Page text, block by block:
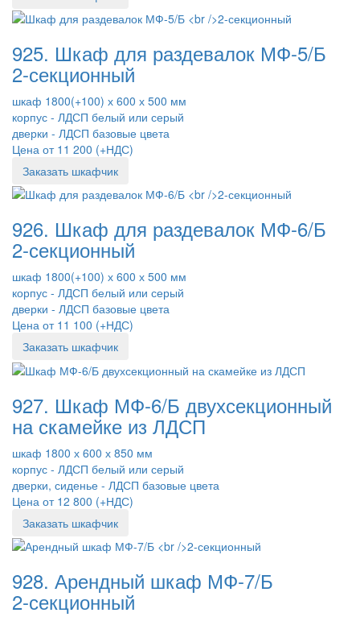
925. Шкаф для раздевалок МФ-5/Б
2-секционный
шкаф 1800(+100) х 600 х 500 мм
корпус - ЛДСП белый или серый
дверки - ЛДСП базовые цвета
Цена от 11 200 (+НДС)
Заказать шкафчик
926. Шкаф для раздевалок МФ-6/Б
2-секционный
шкаф 1800(+100) х 600 х 500 мм
корпус - ЛДСП белый или серый
дверки - ЛДСП базовые цвета
Цена от 11 100 (+НДС)
Заказать шкафчик
927. Шкаф МФ-6/Б двухсекционный
на скамейке из ЛДСП
шкаф 1800 х 600 х 850 мм
корпус - ЛДСП белый или серый
дверки, сиденье - ЛДСП базовые цвета
Цена от 12 800 (+НДС)
Заказать шкафчик
928. Арендный шкаф МФ-7/Б
2-секционный